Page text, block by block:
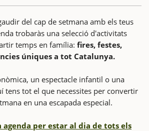
del cap de setmana amb els teus
trobaràs una selecció d'activitats
temps en família: fires, festes,
úniques a tot Catalunya.
un espectacle infantil o una
tens tot el que necessites per convertir
en una escapada especial.
agenda per estar al dia de tots els